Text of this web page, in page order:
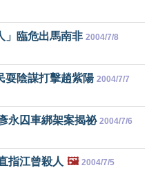
」臨危出馬南非 2004/7/8
耍陰謀打擊趙紫陽 2004/7/7
永囚車綁架案揭祕 2004/7/6
指江曾殺人 🖼️ 2004/7/5